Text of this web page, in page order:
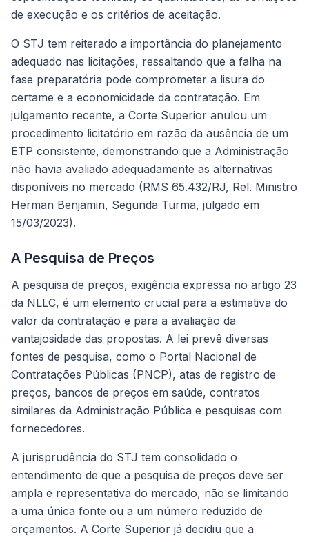
de execução e os critérios de aceitação.
O STJ tem reiterado a importância do planejamento
adequado nas licitações, ressaltando que a falha na
fase preparatória pode comprometer a lisura do
certame e a economicidade da contratação. Em
julgamento recente, a Corte Superior anulou um
procedimento licitatório em razão da ausência de um
ETP consistente, demonstrando que a Administração
não havia avaliado adequadamente as alternativas
disponíveis no mercado (RMS 65.432/RJ, Rel. Ministro
Herman Benjamin, Segunda Turma, julgado em
15/03/2023).
A Pesquisa de Preços
A pesquisa de preços, exigência expressa no artigo 23
da NLLC, é um elemento crucial para a estimativa do
valor da contratação e para a avaliação da
vantajosidade das propostas. A lei prevê diversas
fontes de pesquisa, como o Portal Nacional de
Contratações Públicas (PNCP), atas de registro de
preços, bancos de preços em saúde, contratos
similares da Administração Pública e pesquisas com
fornecedores.
A jurisprudência do STJ tem consolidado o
entendimento de que a pesquisa de preços deve ser
ampla e representativa do mercado, não se limitando
a uma única fonte ou a um número reduzido de
orçamentos. A Corte Superior já decidiu que a